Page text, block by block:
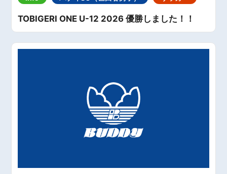
TOBIGERI ONE U-12 2026 優勝しました！！